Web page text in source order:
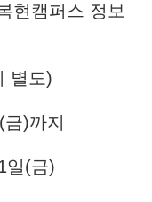
현캠퍼스 정보
별도)
)까지
일(금)